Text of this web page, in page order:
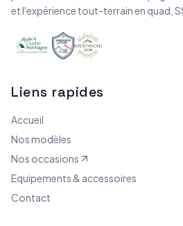
et l'expérience tout-terrain en quad,
Liens rapides
Accueil
Nos modèles
Nos occasions
Equipements & accessoires
Contact